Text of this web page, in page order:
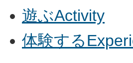
遊ぶActivity
体験する